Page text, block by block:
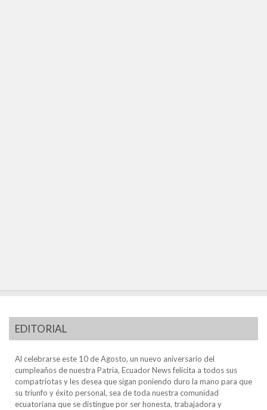
EDITORIAL
Al celebrarse este 10 de Agosto, un nuevo aniversario del
cumpleaños de nuestra Patria, Ecuador News felicita a todos sus
compatriotas y les desea que sigan poniendo duro la mano para que
su triunfo y éxito personal, sea de toda nuestra comunidad
ecuatoriana que se distingue por ser honesta, trabajadora y